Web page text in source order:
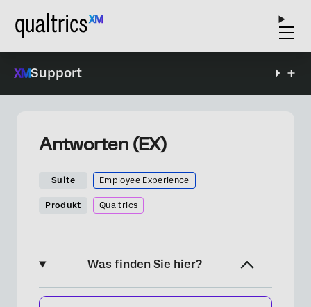
Support
Antworten (EX)
Suite Employee Experience
Produkt Qualtrics
Was finden Sie hier?
Informationen zum Importieren von